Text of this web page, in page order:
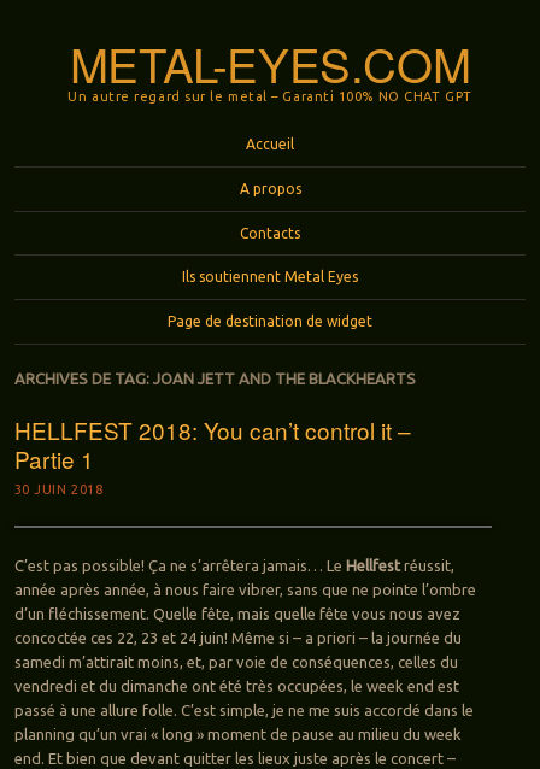
METAL-EYES.COM
Un autre regard sur le metal – Garanti 100% NO CHAT GPT
Accueil
A propos
Contacts
Ils soutiennent Metal Eyes
Page de destination de widget
ARCHIVES DE TAG: JOAN JETT AND THE BLACKHEARTS
HELLFEST 2018: You can’t control it –
Partie 1
30 JUIN 2018
C’est pas possible! Ça ne s’arrêtera jamais… Le Hellfestréussit,
année après année, à nous faire vibrer, sans que ne pointe l’ombre
d’un fléchissement. Quelle fête, mais quelle fête vous nous avez
concoctée ces 22, 23 et 24 juin! Même si – a priori – la journée du
samedi m’attirait moins, et, par voie de conséquences, celles du
vendredi et du dimanche ont été très occupées, le week end est
passé à une allure folle. C’est simple, je ne me suis accordé dans le
planning qu’un vrai « long » moment de pause au milieu du week
end. Et bien que devant quitter les lieux juste après le concert –